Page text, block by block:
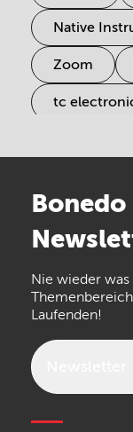
Native
Zoom
tc
Arturia
the t.bone
Walrus
Bonedo
Nie wieder
Laufenden!